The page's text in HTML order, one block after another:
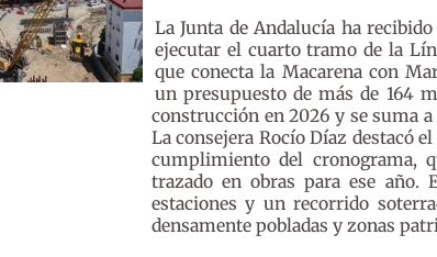
La Junta de Andalucía ha
ejecutar el cuarto tramo de la
que conecta la Macarena con
un presupuesto de más de 164
construcción en 2026 y se suma
La consejera Rocío Díaz destacó
cumplimiento del cronograma,
trazado en obras para ese año.
estaciones y un recorrido
densamente pobladas y zonas